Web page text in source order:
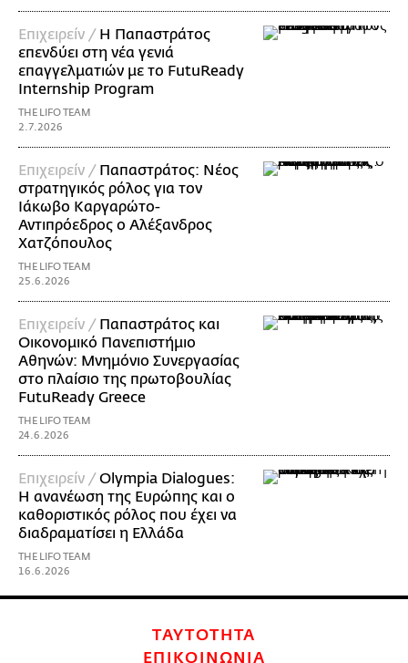
Επιχειρείν / Η Παπαστράτος
επενδύει στη νέα γενιά
επαγγελματιών με το FutuReady
Internship Program
THE LIFO TEAM
2.7.2026
Επιχειρείν / Παπαστράτος: Νέος
στρατηγικός ρόλος για τον
Ιάκωβο Καργαρώτο-
Αντιπρόεδρος ο Αλέξανδρος
Χατζόπουλος
THE LIFO TEAM
25.6.2026
Επιχειρείν / Παπαστράτος και
Οικονομικό Πανεπιστήμιο
Αθηνών: Μνημόνιο Συνεργασίας
στο πλαίσιο της πρωτοβουλίας
FutuReady Greece
THE LIFO TEAM
24.6.2026
Επιχειρείν /Olympia Dialogues:
Η ανανέωση της Ευρώπης και ο
καθοριστικός ρόλος που έχει να
διαδραματίσει η Ελλάδα
THE LIFO TEAM
16.6.2026
ΤΑΥΤΟΤΗΤΑ
ΕΠΙΚΟΙΝΩΝΙΑ